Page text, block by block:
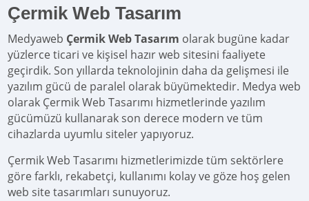
Çermik Web Tasarım
Medyaweb Çermik Web Tasarım olarak bugüne kadar
yüzlerce ticari ve kişisel hazır web sitesini faaliyete
geçirdik. Son yıllarda teknolojinin daha da gelişmesi ile
yazılım gücü de paralel olarak büyümektedir. Medya web
olarak Çermik Web Tasarımı hizmetlerinde yazılım
gücümüzü kullanarak son derece modern ve tüm
cihazlarda uyumlu siteler yapıyoruz.
Çermik Web Tasarımı hizmetlerimizde tüm sektörlere
göre farklı, rekabetçi, kullanımı kolay ve göze hoş gelen
web site tasarımları sunuyoruz.